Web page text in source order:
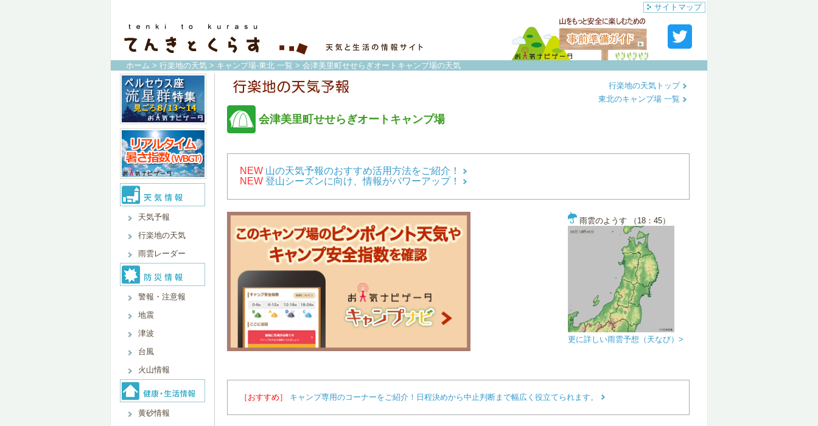
サイトマップ
ホーム > 行楽地の天気 > キャンプ場-東北 一覧 > 会津美里町せせらぎオートキャンプ場の天気
天気予報
行楽地の天気
雨雲レーダー
警報・注意報
地震
津波
台風
火山情報
黄砂情報
会津美里町せせらぎオートキャンプ場
行楽地の天気トップ
東北のキャンプ場 一覧
NEW 山の天気予報のおすすめ活用方法をご紹介！
NEW 登山シーズンに向け、情報がパワーアップ！
雨雲のようす （18：45）
更に詳しい雨雲予想（天なび）>
［おすすめ］ キャンプ専用のコーナーをご紹介！日程決めから中止判断まで幅広く役立てられます。